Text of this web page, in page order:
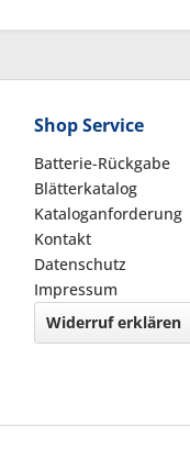
Shop Service
Batterie-Rückgabe
Blätterkatalog
Kataloganforderung
Kontakt
Datenschutz
Impressum
Widerruf erklären